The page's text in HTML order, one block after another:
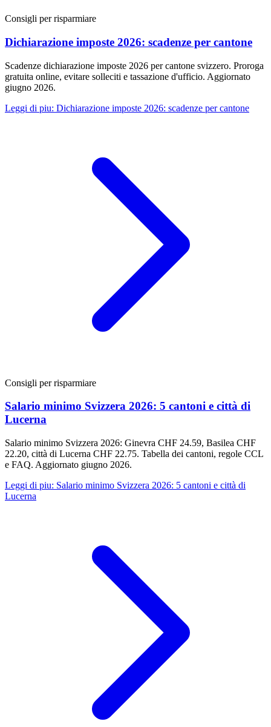
Consigli per risparmiare
Dichiarazione imposte 2026: scadenze per cantone
Scadenze dichiarazione imposte 2026 per cantone svizzero. Proroga
gratuita online, evitare solleciti e tassazione d'ufficio. Aggiornato
giugno 2026.
Leggi di piu: Dichiarazione imposte 2026: scadenze per cantone
Consigli per risparmiare
Salario minimo Svizzera 2026: 5 cantoni e città di
Lucerna
Salario minimo Svizzera 2026: Ginevra CHF 24.59, Basilea CHF
22.20, città di Lucerna CHF 22.75. Tabella dei cantoni, regole CCL
e FAQ. Aggiornato giugno 2026.
Leggi di piu: Salario minimo Svizzera 2026: 5 cantoni e città di
Lucerna